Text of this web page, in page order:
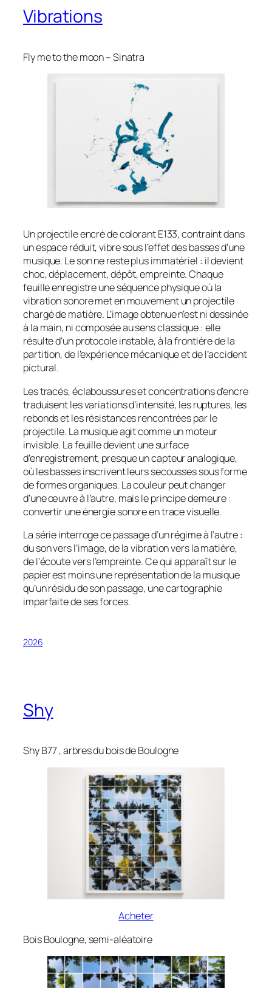
Vibrations
Fly me to the moon – Sinatra
Un projectile encré de colorant E133, contraint dans
un espace réduit, vibre sous l’effet des basses d’une
musique. Le son ne reste plus immatériel : il devient
choc, déplacement, dépôt, empreinte. Chaque
feuille enregistre une séquence physique où la
vibration sonore met en mouvement un projectile
chargé de matière. L’image obtenue n’est ni dessinée
à la main, ni composée au sens classique : elle
résulte d’un protocole instable, à la frontière de la
partition, de l’expérience mécanique et de l’accident
pictural.
Les tracés, éclaboussures et concentrations d’encre
traduisent les variations d’intensité, les ruptures, les
rebonds et les résistances rencontrées par le
projectile. La musique agit comme un moteur
invisible. La feuille devient une surface
d’enregistrement, presque un capteur analogique,
où les basses inscrivent leurs secousses sous forme
de formes organiques. La couleur peut changer
d’une œuvre à l’autre, mais le principe demeure :
convertir une énergie sonore en trace visuelle.
La série interroge ce passage d’un régime à l’autre :
du son vers l’image, de la vibration vers la matière,
de l’écoute vers l’empreinte. Ce qui apparaît sur le
papier est moins une représentation de la musique
qu’un résidu de son passage, une cartographie
imparfaite de ses forces.
2026
Shy
Shy B77 , arbres du bois de Boulogne
Acheter
Bois Boulogne, semi-aléatoire